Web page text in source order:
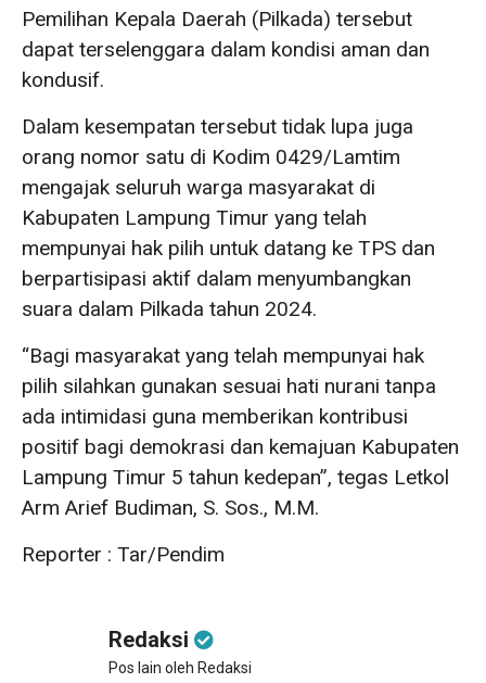
Pemilihan Kepala Daerah (Pilkada) tersebut
dapat terselenggara dalam kondisi aman dan
kondusif.
Dalam kesempatan tersebut tidak lupa juga
orang nomor satu di Kodim 0429/Lamtim
mengajak seluruh warga masyarakat di
Kabupaten Lampung Timur yang telah
mempunyai hak pilih untuk datang ke TPS dan
berpartisipasi aktif dalam menyumbangkan
suara dalam Pilkada tahun 2024.
“Bagi masyarakat yang telah mempunyai hak
pilih silahkan gunakan sesuai hati nurani tanpa
ada intimidasi guna memberikan kontribusi
positif bagi demokrasi dan kemajuan Kabupaten
Lampung Timur 5 tahun kedepan”, tegas Letkol
Arm Arief Budiman, S. Sos., M.M.
Reporter : Tar/Pendim
Redaksi
Pos lain oleh Redaksi